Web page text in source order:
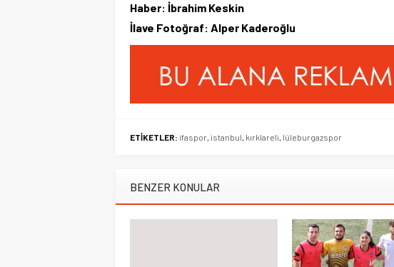
Haber: İbrahim Keskin
İlave Fotoğraf: Alper Kaderoğlu
ETİKETLER: ifaspor istanbul kırklareli lüleburgazspor
BENZER KONULAR